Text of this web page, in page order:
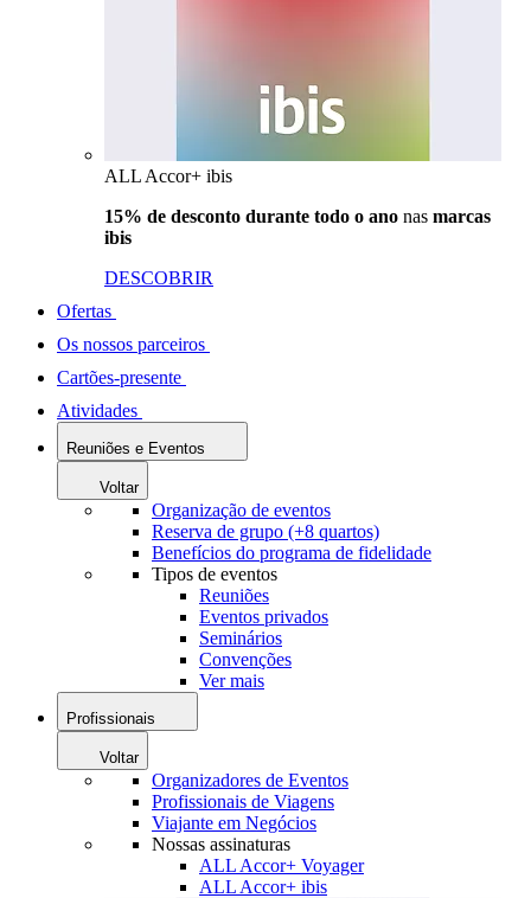
ALL Accor+ ibis
15% de desconto durante todo o ano nas marcas
ibis
DESCOBRIR
Ofertas
Os nossos parceiros
Cartões-presente
Atividades
Reuniões e Eventos
Voltar
Organização de eventos
Reserva de grupo (+8 quartos)
Benefícios do programa de fidelidade
Tipos de eventos
Reuniões
Eventos privados
Seminários
Convenções
Ver mais
Profissionais
Voltar
Organizadores de Eventos
Profissionais de Viagens
Viajante em Negócios
Nossas assinaturas
ALL Accor+ Voyager
ALL Accor+ ibis